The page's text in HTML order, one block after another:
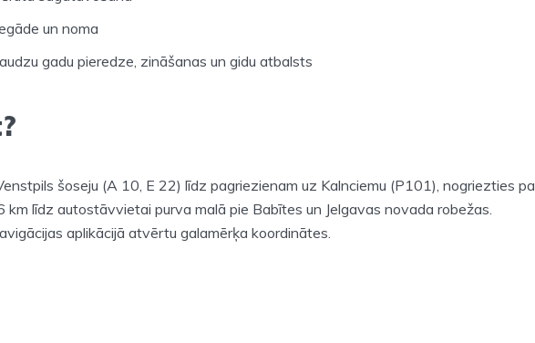
un noma
gadu pieredze, zināšanas un gidu atbalsts
šoseju (A 10, E 22) līdz pagriezienam uz Kalnciemu (P101), nogriezties pa
km līdz autostāvvietai purva malā pie Babītes un Jelgavas novada robežas.
aplikācijā atvērtu galamērķa koordinātes.